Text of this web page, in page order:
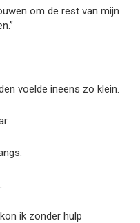
om de rest van mijn
voelde ineens zo klein.
ik zonder hulp